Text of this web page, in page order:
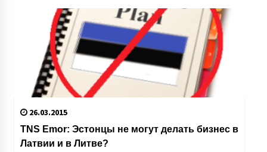
26.03.2015
TNS Emor: Эстонцы не могут делать бизнес в
Латвии и в Литве?